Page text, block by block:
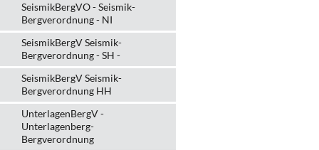
SeismikBergVO - Seismik-
Bergverordnung - NI
SeismikBergV Seismik-
Bergverordnung - SH -
SeismikBergV Seismik-
Bergverordnung HH
UnterlagenBergV -
Unterlagenberg-
Bergverordnung